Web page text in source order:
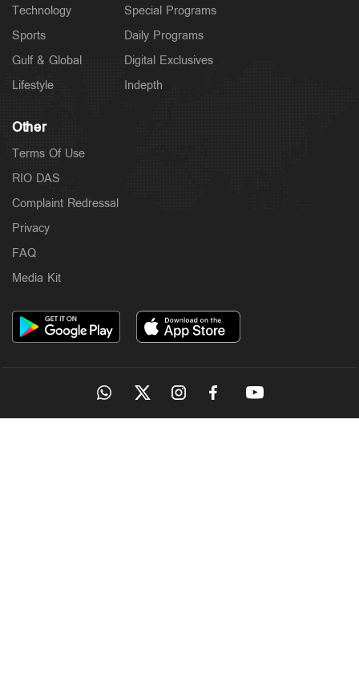
Technology
Sports
Gulf & Global
Lifestyle
Special Programs
Daily Programs
Digital Exclusives
Indepth
Other
Terms Of Use
RIO DAS
Complaint Redressal
Privacy
FAQ
Media Kit